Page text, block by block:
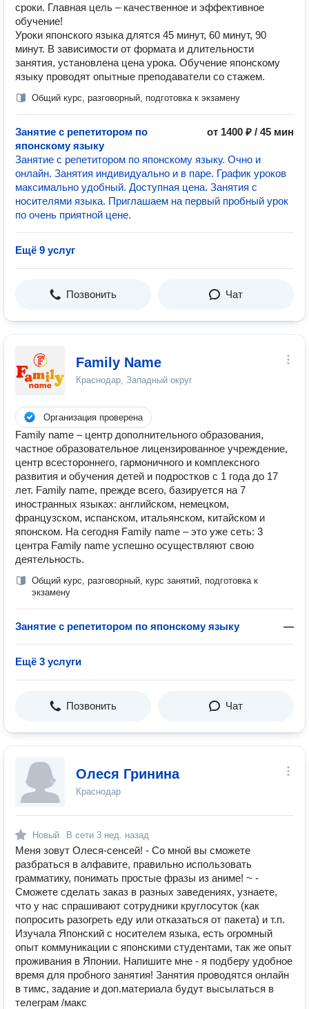
сроки. Главная цель – качественное и эффективное
обучение!
Уроки японского языка длятся 45 минут, 60 минут, 90
минут. В зависимости от формата и длительности
занятия, установлена цена урока. Обучение японскому
языку проводят опытные преподаватели со стажем.
Общий курс, разговорный, подготовка к экзамену
Занятие с репетитором по
японскому языку
от 1400 ₽ / 45 мин
Занятие с репетитором по японскому языку. Очно и
онлайн. Занятия индивидуально и в паре. График уроков
максимально удобный. Доступная цена. Занятия с
носителями языка. Приглашаем на первый пробный урок
по очень приятной цене.
Ещё 9 услуг
Позвонить Чат
Family Name
Краснодар, Западный округ
Организация проверена
Family name – центр дополнительного образования,
частное образовательное лицензированное учреждение,
центр всестороннего, гармоничного и комплексного
развития и обучения детей и подростков с 1 года до 17
лет. Family name, прежде всего, базируется на 7
иностранных языках: английском, немецком,
французском, испанском, итальянском, китайском и
японском. На сегодня Family name – это уже сеть: 3
центра Family name успешно осуществляют свою
деятельность.
Общий курс, разговорный, курс занятий, подготовка к
экзамену
Занятие с репетитором по японскому языку —
Ещё 3 услуги
Позвонить Чат
Олеся Гринина
Краснодар
Новый В сети 3 нед. назад
Меня зовут Олеся-сенсей! - Со мной вы сможете
разбраться в алфавите, правильно использовать
грамматику, понимать простые фразы из аниме! ~ -
Сможете сделать заказ в разных заведениях, узнаете,
что у нас спрашивают сотрудники круглосуток (как
попросить разогреть еду или отказаться от пакета) и т.п.
Изучала Японский с носителем языка, есть огромный
опыт коммуникации с японскими студентами, так же опыт
проживания в Японии. Напишите мне - я подберу удобное
время для пробного занятия! Занятия проводятся онлайн
в тимс, задание и доп.материала будут высылаться в
телеграм /макс